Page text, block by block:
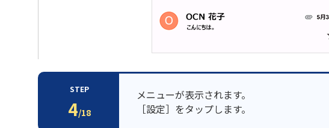
STEP
4/18
メニューが表示されます。
［設定］をタップします。